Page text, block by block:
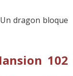
dragon bloque
102